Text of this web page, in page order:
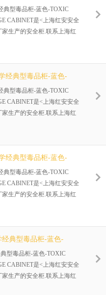
STORAGE CABINET
典型毒品柜-蓝色-TOXIC
CABINET是<上海红安安全
生产的安全柜.联系上海红
（H*W*D/mm）
经典型毒品柜-蓝色-
STORAGE CABINET
典型毒品柜-蓝色-TOXIC
CABINET是<上海红安安全
生产的安全柜.联系上海红
（H*W*D/mm）
经典型毒品柜-蓝色-
STORAGE CABINET
典型毒品柜-蓝色-TOXIC
CABINET是<上海红安安全
生产的安全柜.联系上海红
（H*W*D/mm）
经典型毒品柜-蓝色-
STORAGE CABINET
典型毒品柜-蓝色-TOXIC
CABINET是<上海红安安全
生产的安全柜.联系上海红